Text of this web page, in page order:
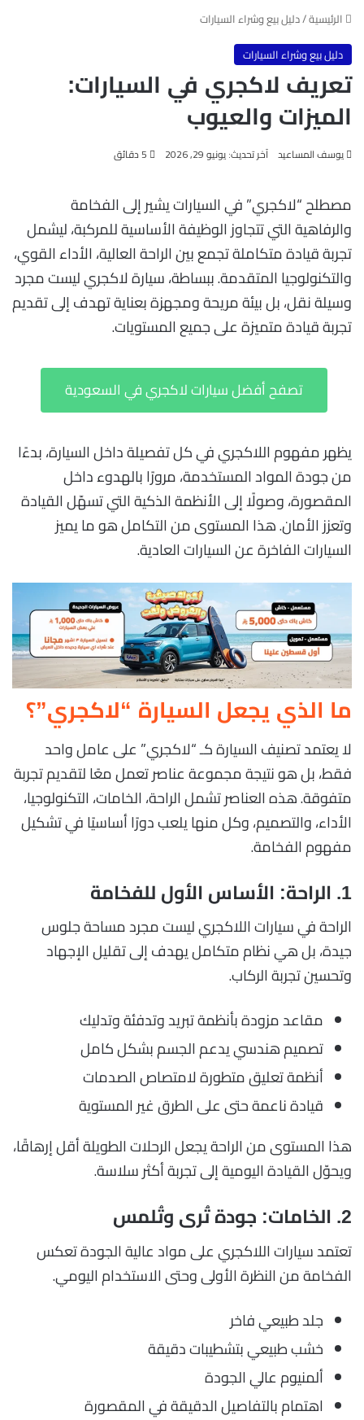
الرئيسية/دليل بيع وشراء السيارات
دليل بيع وشراء السيارات
تعريف لاكجري في السيارات:
الميزات والعيوب
يوسف المساعيد آخر تحديث: يونيو 29, 2026
مصطلح “لاكجري” في السيارات يشير إلى الفخامة
والرفاهية التي تتجاوز الوظيفة الأساسية للمركبة، ليشمل
تجربة قيادة متكاملة تجمع بين الراحة العالية، الأداء القوي،
والتكنولوجيا المتقدمة. ببساطة، سيارة لاكجري ليست مجرد
وسيلة نقل، بل بيئة مريحة ومجهزة بعناية تهدف إلى تقديم
تجربة قيادة متميزة على جميع المستويات.
تصفح أفضل سيارات لاكجري في السعودية
يظهر مفهوم اللاكجري في كل تفصيلة داخل السيارة، بدءًا
من جودة المواد المستخدمة، مرورًا بالهدوء داخل
المقصورة، وصولًا إلى الأنظمة الذكية التي تسهّل القيادة
وتعزز الأمان. هذا المستوى من التكامل هو ما يميز
السيارات الفاخرة عن السيارات العادية.
ما الذي يجعل السيارة “لاكجري”؟
لا يعتمد تصنيف السيارة كـ “لاكجري” على عامل واحد
فقط، بل هو نتيجة مجموعة عناصر تعمل معًا لتقديم تجربة
متفوقة. هذه العناصر تشمل الراحة، الخامات، التكنولوجيا،
الأداء، والتصميم، وكل منها يلعب دورًا أساسيًا في تشكيل
مفهوم الفخامة.
1. الراحة: الأساس الأول للفخامة
الراحة في سيارات اللاكجري ليست مجرد مساحة جلوس
جيدة، بل هي نظام متكامل يهدف إلى تقليل الإجهاد
وتحسين تجربة الركاب.
مقاعد مزودة بأنظمة تبريد وتدفئة وتدليك
تصميم هندسي يدعم الجسم بشكل كامل
أنظمة تعليق متطورة لامتصاص الصدمات
قيادة ناعمة حتى على الطرق غير المستوية
هذا المستوى من الراحة يجعل الرحلات الطويلة أقل إرهاقًا،
ويحوّل القيادة اليومية إلى تجربة أكثر سلاسة.
2. الخامات: جودة تُرى وتُلمس
تعتمد سيارات اللاكجري على مواد عالية الجودة تعكس
الفخامة من النظرة الأولى وحتى الاستخدام اليومي.
جلد طبيعي فاخر
خشب طبيعي بتشطيبات دقيقة
ألمنيوم عالي الجودة
اهتمام بالتفاصيل الدقيقة في المقصورة